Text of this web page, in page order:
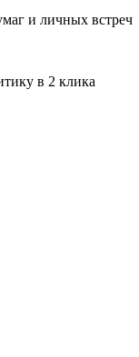
и личных встреч
в 2 клика